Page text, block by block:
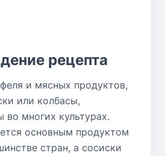
рецепта
и мясных продуктов,
или колбасы,
во многих культурах.
основным продуктом
стран, а сосиски